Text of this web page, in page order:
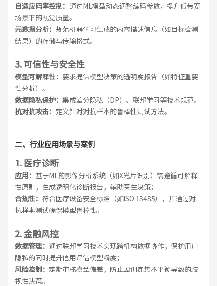
自适应码率控制： 通过ML模型动态调整编码参数，提升低带宽
场景下的视觉质量。
元数据分析： 规范机器学习生成的内容描述信息（如目标检测
结果）的存储与传输格式。
3. 可信性与安全性
模型可解释性： 要求提供模型决策的透明度报告（如特征重要
性分析）。
数据隐私保护： 集成差分隐私（DP）、联邦学习等技术规范。
抗对抗攻击： 定义针对对抗样本的鲁棒性测试方法。
二、行业应用场景与案例
1. 医疗诊断
应用： 基于ML的影像分析系统（如X光片识别）需遵循可解释
性原则，生成透明化诊断报告，辅助医生决策；
合规性： 符合医疗设备安全标准（如ISO 13485），并通过对
抗样本测试确保模型鲁棒性。
2. 金融风控
数据管理： 通过联邦学习技术实现跨机构数据协作，保护用户
隐私的同时提升信用评估模型精度；
风险控制： 定期审核模型偏差，防止因训练集不平衡导致的歧
视性决策。